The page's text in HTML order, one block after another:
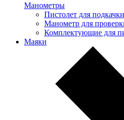
Манометры
Пистолет для
Манометр для
Комплектующие для
Маяки